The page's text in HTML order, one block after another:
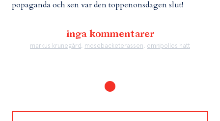
popaganda och sen var den toppenonsdagen slut!
inga kommentarer
markus krunegård, mosebacketerassen, omnipollos hatt